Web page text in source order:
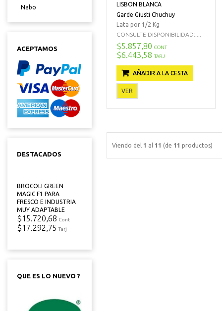
Nabo
ACEPTAMOS
DESTACADOS
BROCOLI GREEN
MAGIC F1 PARA
FRESCO E INDUSTRIA
MUY ADAPTABLE
$15.720,68 Cont
$17.292,75 Tarj
QUE ES LO NUEVO ?
LISBON BLANCA
Garde Giusti Chuchuy
Lata por 1/2 Kg
CONSULTE DISPONIBILIDAD:....
$5.857,80 CONT
$6.443,58 TARJ
AÑADIR A LA CESTA
VER
Viendo del 1 al 11 (de 11 productos)